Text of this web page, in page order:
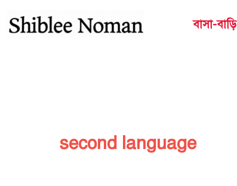
to
বাসা-বাড়ি
second language